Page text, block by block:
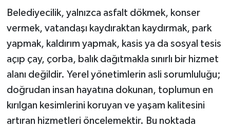
Belediyecilik, yalnızca asfalt dökmek, konser
vermek, vatandaşı kaydıraktan kaydırmak, park
yapmak, kaldırım yapmak, kasis ya da sosyal tesis
açıp çay, çorba, balık dağıtmakla sınırlı bir hizmet
alanı değildir. Yerel yönetimlerin asli sorumluluğu;
doğrudan insan hayatına dokunan, toplumun en
kırılgan kesimlerini koruyan ve yaşam kalitesini
artıran hizmetleri öncelemektir. Bu noktada